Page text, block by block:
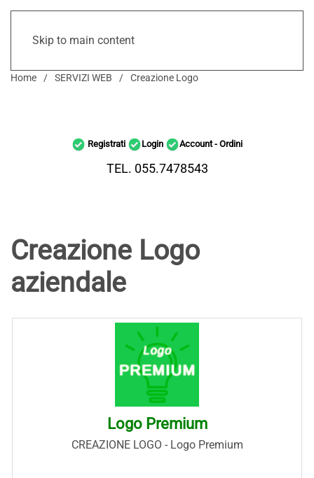
Skip to main content
Home SERVIZI WEB Creazione Logo
Registrati Login Account - Ordini
TEL. 055.7478543
Creazione Logo
aziendale
Logo Premium
CREAZIONE LOGO - Logo Premium